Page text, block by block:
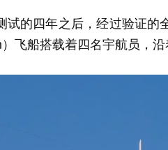
试的四年之后，经过验证
飞船搭载着四名宇航员，